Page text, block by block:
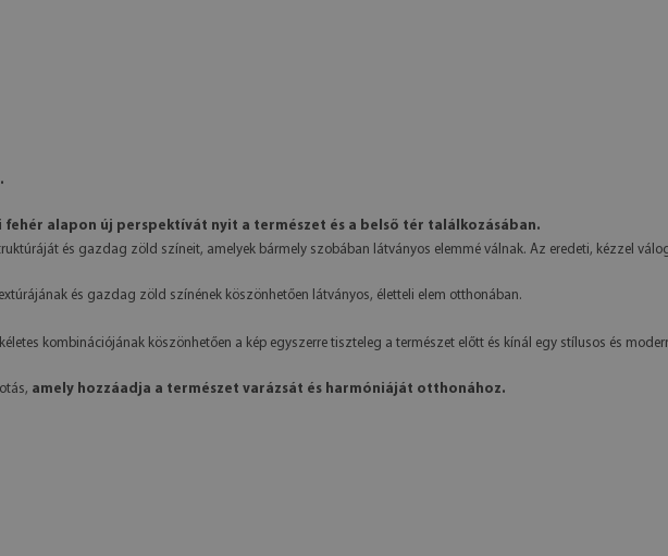
fehér alapon új perspektívát nyit a természet és a belső tér találkozásában.
és gazdag zöld színeit, amelyek bármely szobában látványos elemmé válnak. Az eredeti, kézzel
és gazdag zöld színének köszönhetően látványos, életteli elem otthonában.
kombinációjának köszönhetően a kép egyszerre tiszteleg a természet előtt és kínál egy stílusos és
amely hozzáadja a természet varázsát és harmóniáját otthonához.